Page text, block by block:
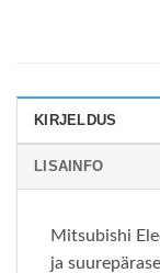
KIRJELDUS
LISAINFO
Mitsubishi
ja